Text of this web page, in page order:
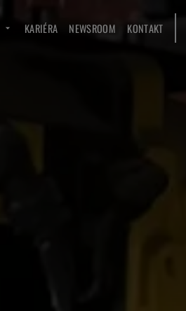
KARIÉRA NEWSROOM KONTAKT